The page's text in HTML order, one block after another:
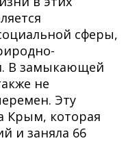
сферы,
В замыкающей
не
Эту
Крым, которая
и заняла 66